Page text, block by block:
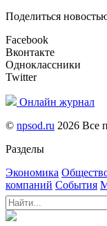
Поделиться
Facebook
Вконтакте
Одноклассники
Twitter
Онлайн журнал
© npsod.ru 2026 Все
Разделы
Экономика
компаний События